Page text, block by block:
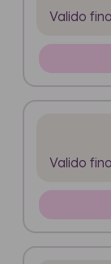
Valido
Valido